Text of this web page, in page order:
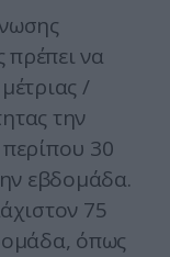
πρέπει να
/
την
30
εβδομάδα.
75
όπως